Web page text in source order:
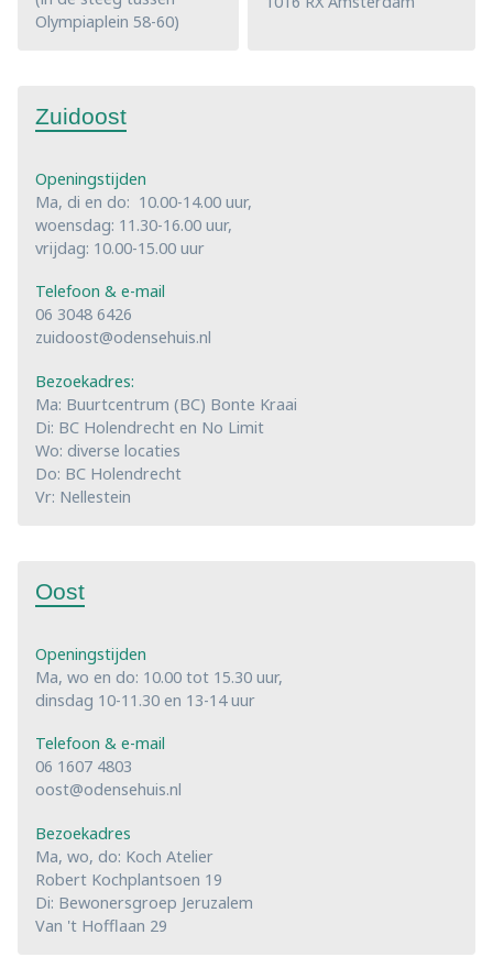
Olympiaplein 58-60)
Zuidoost
Openingstijden
Ma, di en do: 10.00-14.00 uur,
woensdag: 11.30-16.00 uur,
vrijdag: 10.00-15.00 uur
Telefoon & e-mail
06 3048 6426
zuidoost@odensehuis.nl
Bezoekadres:
Ma: Buurtcentrum (BC) Bonte Kraai
Di: BC Holendrecht en No Limit
Wo: diverse locaties
Do: BC Holendrecht
Vr: Nellestein
Oost
Openingstijden
Ma, wo en do: 10.00 tot 15.30 uur,
dinsdag 10-11.30 en 13-14 uur
Telefoon & e-mail
06 1607 4803
oost@odensehuis.nl
Bezoekadres
Ma, wo, do: Koch Atelier
Robert Kochplantsoen 19
Di: Bewonersgroep Jeruzalem
Van 't Hofflaan 29